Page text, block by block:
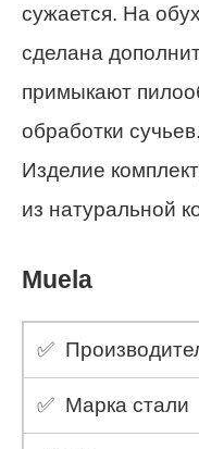
сужается. На
сделана
примыкают
обработки
Изделие
из натуральной
Muela
✅
✅ Марка стали